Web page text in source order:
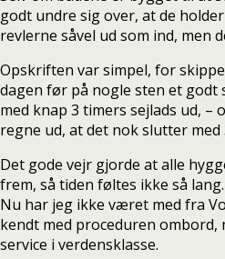
godt undre sig over, at de
revlerne såvel ud som ind, men
Opskriften var simpel, for
dagen før på nogle sten et godt
med knap 3 timers sejlads ud, –
regne ud, at det nok slutter med
Det gode vejr gjorde at alle
frem, så tiden føltes ikke så lang.
Nu har jeg ikke været med fra
kendt med proceduren
service i verdensklasse.